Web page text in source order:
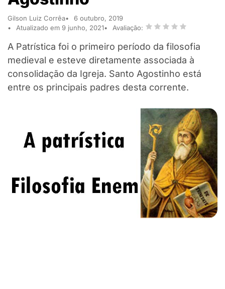
Gilson Luiz Corrêa
6 outubro, 2019
Atualizado em 9 junho, 2021
Avaliação:
A Patrística foi o primeiro período da filosofia
medieval e esteve diretamente associada à
consolidação da Igreja. Santo Agostinho está
entre os principais padres desta corrente.